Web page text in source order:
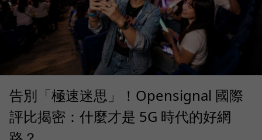
告別「極速迷思」！Opensignal 國際
評比揭密：什麼才是 5G 時代的好網